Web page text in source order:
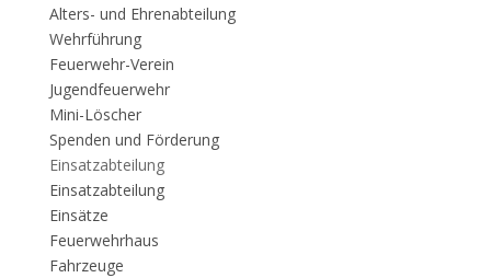
Alters- und Ehrenabteilung
Wehrführung
Feuerwehr-Verein
Jugendfeuerwehr
Mini-Löscher
Spenden und Förderung
Einsatzabteilung
Einsatzabteilung
Einsätze
Feuerwehrhaus
Fahrzeuge